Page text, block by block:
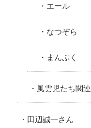
エール
なつぞら
まんぷく
風雲児たち関連
田辺誠一さん